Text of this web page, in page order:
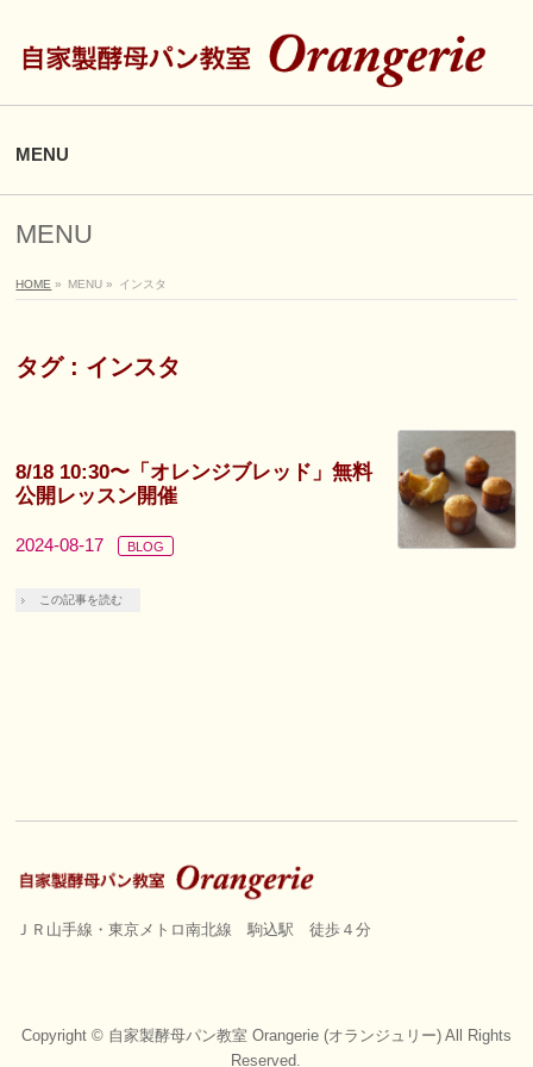
MENU
MENU
HOME » MENU » インスタ
タグ : インスタ
8/18 10:30〜「オレンジブレッド」無料
公開レッスン開催
2024-08-17 BLOG
この記事を読む
ＪＲ山手線・東京メトロ南北線 駒込駅 徒歩４分
Copyright © 自家製酵母パン教室 Orangerie (オランジュリー) All Rights
Reserved.